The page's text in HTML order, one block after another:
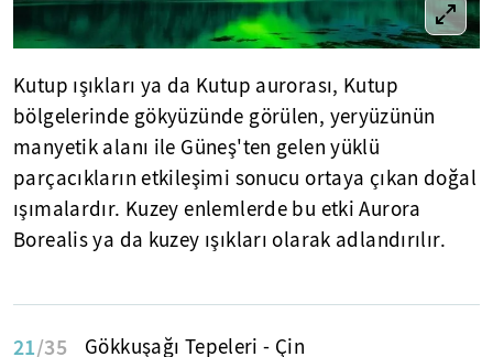
Kutup ışıkları ya da Kutup aurorası, Kutup
bölgelerinde gökyüzünde görülen, yeryüzünün
manyetik alanı ile Güneş'ten gelen yüklü
parçacıkların etkileşimi sonucu ortaya çıkan doğal
ışımalardır. Kuzey enlemlerde bu etki Aurora
Borealis ya da kuzey ışıkları olarak adlandırılır.
21/35 Gökkuşağı Tepeleri - Çin